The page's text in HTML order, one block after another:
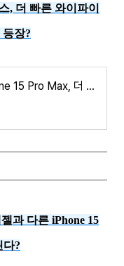
, 더 빠른 와이파이
장?
iPhone 15 Pro, iPhone 15 Pro Max, 더 빠른 Wi-Fi 6E 표준 탑재할 것으로 보이는 정보 등장?
과 다른 iPhone 15
다?